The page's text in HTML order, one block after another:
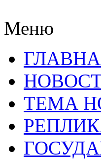
Меню
ТЕМА